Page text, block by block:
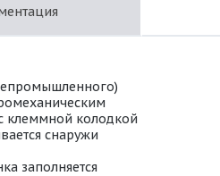
клеммной колодкой
снаружи
заполняется